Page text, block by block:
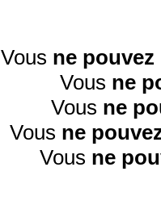
Vous ne pouvez
Vous ne
Vous ne
Vous ne
Vous ne